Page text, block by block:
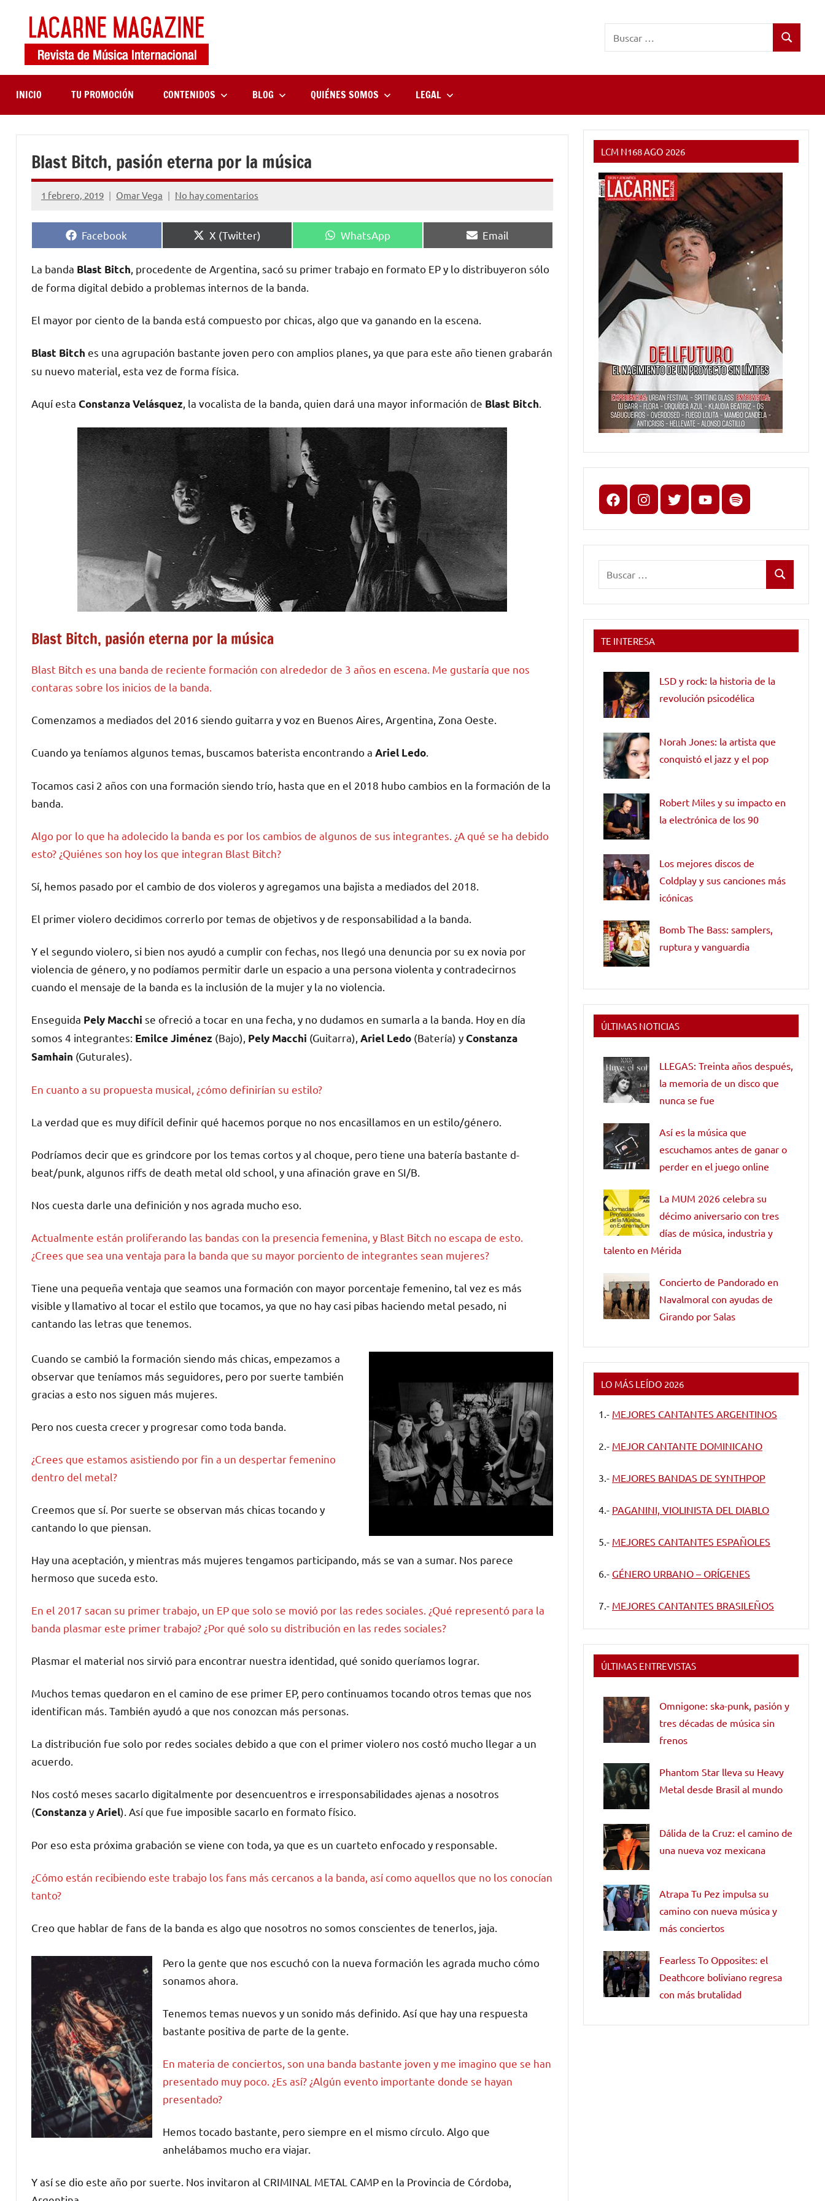
contenido
Magazine
música
internacional
Buscar
INICIO TU PROMOCIÓN CONTENIDOS BLOG QUIÉNES SOMOS LEGAL
Blast Bitch, pasión eterna por la música
1 febrero, 2019 Omar Vega No hay comentarios
Compartir
en
Facebook
Compartir
en
X (Twitter)
Compartir
en
WhatsApp
Compartir
en
Email
La banda Blast Bitch , procedente de Argentina, sacó su primer trabajo en formato EP y lo distribuyeron sólo
de forma digital debido a problemas internos de la banda.
El mayor por ciento de la banda está compuesto por chicas, algo que va ganando en la escena.
Blast Bitch es una agrupación bastante joven pero con amplios planes, ya que para este año tienen grabarán
su nuevo material, esta vez de forma física.
Aquí esta Constanza Velásquez , la vocalista de la banda, quien dará una mayor información de Blast Bitch
Blast Bitch, pasión eterna por la música
Blast Bitch es una banda de reciente formación con alrededor de 3 años en escena. Me gustaría que nos
contaras sobre los inicios de la banda.
Comenzamos a mediados del 2016 siendo guitarra y voz en Buenos Aires, Argentina, Zona Oeste.
Cuando ya teníamos algunos temas, buscamos baterista encontrando a Ariel Ledo
Tocamos casi 2 años con una formación siendo trío, hasta que en el 2018 hubo cambios en la formación de la
banda.
Algo por lo que ha adolecido la banda es por los cambios de algunos de sus integrantes. ¿A qué se ha debido
esto? ¿Quiénes son hoy los que integran Blast Bitch?
Sí, hemos pasado por el cambio de dos violeros y agregamos una bajista a mediados del 2018.
El primer violero decidimos correrlo por temas de objetivos y de responsabilidad a la banda.
Y el segundo violero, si bien nos ayudó a cumplir con fechas, nos llegó una denuncia por su ex novia por
violencia de género, y no podíamos permitir darle un espacio a una persona violenta y contradecirnos
cuando el mensaje de la banda es la inclusión de la mujer y la no violencia.
Enseguida Pely Macchi se ofreció a tocar en una fecha, y no dudamos en sumarla a la banda. Hoy en día
somos 4 integrantes: Emilce Jiménez (Bajo), Pely Macchi (Guitarra), Ariel Ledo (Batería) yConstanza
Samhain (Guturales).
En cuanto a su propuesta musical, ¿cómo definirían su estilo?
La verdad que es muy difícil definir qué hacemos porque no nos encasillamos en un estilo/género.
Podríamos decir que es grindcore por los temas cortos y al choque, pero tiene una batería bastante d-
beat/punk, algunos riffs de death metal old school, y una afinación grave en SI/B.
Nos cuesta darle una definición y nos agrada mucho eso.
Actualmente están proliferando las bandas con la presencia femenina, y Blast Bitch no escapa de esto.
¿Crees que sea una ventaja para la banda que su mayor porciento de integrantes sean mujeres?
Tiene una pequeña ventaja que seamos una formación con mayor porcentaje femenino, tal vez es más
visible y llamativo al tocar el estilo que tocamos, ya que no hay casi pibas haciendo metal pesado, ni
cantando las letras que tenemos.
Cuando se cambió la formación siendo más chicas, empezamos a
observar que teníamos más seguidores, pero por suerte también
gracias a esto nos siguen más mujeres.
Pero nos cuesta crecer y progresar como toda banda.
¿Crees que estamos asistiendo por fin a un despertar femenino
dentro del metal?
Creemos que sí. Por suerte se observan más chicas tocando y
cantando lo que piensan.
Hay una aceptación, y mientras más mujeres tengamos participando, más se van a sumar. Nos parece
hermoso que suceda esto.
En el 2017 sacan su primer trabajo, un EP que solo se movió por las redes sociales. ¿Qué representó para la
banda plasmar este primer trabajo? ¿Por qué solo su distribución en las redes sociales?
Plasmar el material nos sirvió para encontrar nuestra identidad, qué sonido queríamos lograr.
Muchos temas quedaron en el camino de ese primer EP, pero continuamos tocando otros temas que nos
identifican más. También ayudó a que nos conozcan más personas.
La distribución fue solo por redes sociales debido a que con el primer violero nos costó mucho llegar a un
acuerdo.
Nos costó meses sacarlo digitalmente por desencuentros e irresponsabilidades ajenas a nosotros
(ConstanzayAriel). Así que fue imposible sacarlo en formato físico.
Por eso esta próxima grabación se viene con toda, ya que es un cuarteto enfocado y responsable.
¿Cómo están recibiendo este trabajo los fans más cercanos a la banda, así como aquellos que no los conocían
tanto?
Creo que hablar de fans de la banda es algo que nosotros no somos conscientes de tenerlos, jaja.
Pero la gente que nos escuchó con la nueva formación les agrada mucho cómo
sonamos ahora.
Tenemos temas nuevos y un sonido más definido. Así que hay una respuesta
bastante positiva de parte de la gente.
En materia de conciertos, son una banda bastante joven y me imagino que se han
presentado muy poco. ¿Es así? ¿Algún evento importante donde se hayan
presentado?
Hemos tocado bastante, pero siempre en el mismo círculo. Algo que
anhelábamos mucho era viajar.
Y así se dio este año por suerte. Nos invitaron al CRIMINAL METAL CAMP en la Provincia de Córdoba,
LCM N168 AGO 2026
FacebookInstagram
X youtubespotify
Buscar
TE INTERESA
LSD y rock: la historia de la
revolución psicodélica
Norah Jones: la artista que
conquistó el jazz y el pop
Robert Miles y su impacto en
la electrónica de los 90
Los mejores discos de
Coldplay y sus canciones más
icónicas
Bomb The Bass: samplers,
ruptura y vanguardia
ÚLTIMAS NOTICIAS
LLEGAS: Treinta años después,
la memoria de un disco que
nunca se fue
Así es la música que
escuchamos antes de ganar o
perder en el juego online
La MUM 2026 celebra su
décimo aniversario con tres
días de música, industria y
talento en Mérida
Concierto de Pandorado en
Navalmoral con ayudas de
Girando por Salas
LO MÁS LEÍDO 2026
1.- MEJORES CANTANTES ARGENTINOS
2.- MEJOR CANTANTE DOMINICANO
3.- MEJORES BANDAS DE SYNTHPOP
4.- PAGANINI, VIOLINISTA DEL DIABLO
5.- MEJORES CANTANTES ESPAÑOLES
6.- GÉNERO URBANO – ORÍGENES
7.- MEJORES CANTANTES BRASILEÑOS
ÚLTIMAS ENTREVISTAS
Omnigone: ska-punk, pasión y
tres décadas de música sin
frenos
Phantom Star lleva su Heavy
Metal desde Brasil al mundo
Dálida de la Cruz: el camino de
una nueva voz mexicana
Atrapa Tu Pez impulsa su
camino con nueva música y
más conciertos
Fearless To Opposites: el
Deathcore boliviano regresa
con más brutalidad